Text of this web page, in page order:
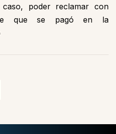
caso, poder reclamar con
que se pagó en la